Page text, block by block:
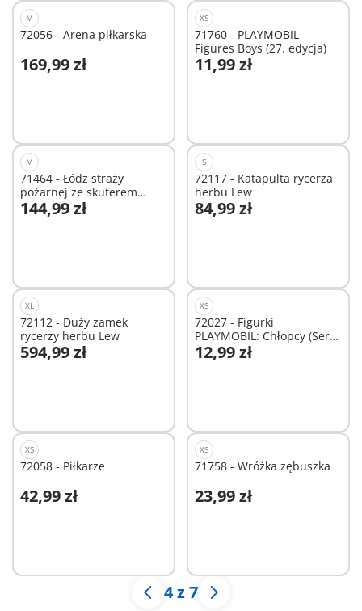
M
72056 - Arena piłkarska
169,99 zł
Dodaj do koszyka
XS
71760 - PLAYMOBIL-
Figures Boys (27. edycja)
11,99 zł
Dodaj do koszyka
M
71464 - Łódz straży
pożarnej ze skuterem
wodnym
144,99 zł
Dodaj do koszyka
S
72117 - Katapulta rycerza
herbu Lew
84,99 zł
Dodaj do koszyka
XL
72112 - Duży zamek
rycerzy herbu Lew
594,99 zł
Dodaj do koszyka
XS
72027 - Figurki
PLAYMOBIL: Chłopcy (Seria
29)
12,99 zł
Dodaj do koszyka
XS
72058 - Piłkarze
42,99 zł
Dodaj do koszyka
XS
71758 - Wróżka zębuszka
23,99 zł
Dodaj do koszyka
4 z 7